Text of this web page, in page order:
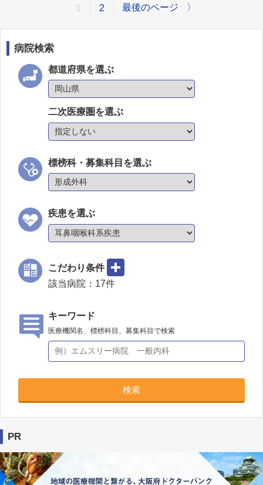
2 最後のページ 〉
病院検索
都道府県を選ぶ
二次医療圏を選ぶ
標榜科・募集科目を選ぶ
疾患を選ぶ
こだわり条件
該当病院： 17件
キーワード
医療機関名、標榜科目、募集科目で検索
検索
PR